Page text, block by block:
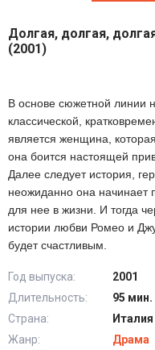
Долгая, долгая,
(2001)
В основе сюжетной линии
классической,
является женщина,
она боится настоящей
Далее следует история,
неожиданно она начинает
для нее в жизни. И тогда
истории любви Ромео и
будет счастливым.
Год выпуска:
2001
Длительность:
95 мин.
Страна:
Италия
Жанр:
Драма